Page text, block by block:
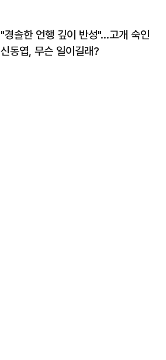
"경솔한 언행 깊이 반성"…고개 숙인
신동엽, 무슨 일이길래?